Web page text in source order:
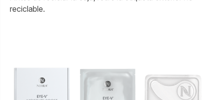
reciclable.